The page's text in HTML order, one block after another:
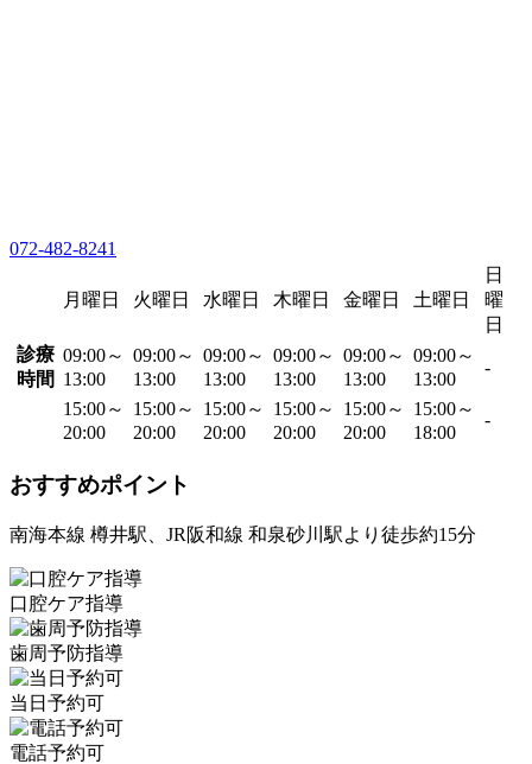
072-482-8241
月曜日 火曜日 水曜日 木曜日 金曜日 土曜日
日
曜
日
診療
時間
09:00～
13:00
09:00～
13:00
09:00～
13:00
09:00～
13:00
09:00～
13:00
09:00～
13:00
-
15:00～
20:00
15:00～
20:00
15:00～
20:00
15:00～
20:00
15:00～
20:00
15:00～
18:00
-
おすすめポイント
南海本線 樽井駅、JR阪和線 和泉砂川駅より徒歩約15分
口腔ケア指導
歯周予防指導
当日予約可
電話予約可